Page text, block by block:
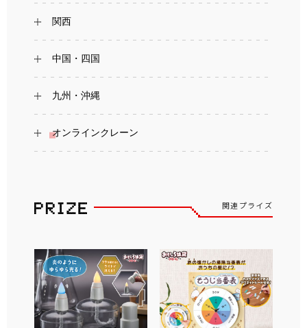
関西
中国・四国
九州・沖縄
オンラインクレーン
関連プライズ